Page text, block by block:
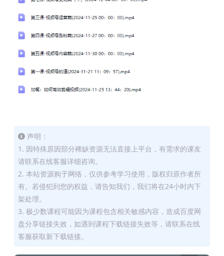
声明：
1. 因特殊原因部分稀缺资源无法直接上平台，有需求的课友
请联系在线客服详细咨询。
2. 本站资源购于网络，仅供参考学习使用，版权归原作者所
有。若侵犯到您的权益，请告知我们，我们将在24小时内下
架处理。
3. 极少数课程可能因为课程包含相关敏感内容，造成百度网
盘分享链接失效，如遇到课程下载链接失效等，请联系在线
客服获取新下载链接。